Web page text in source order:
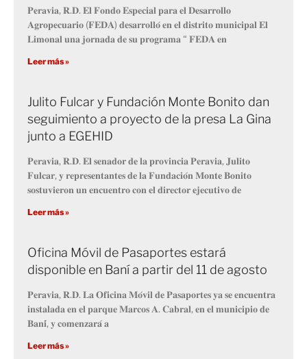
𝐏𝐞𝐫𝐚𝐯𝐢𝐚, 𝐑.𝐃. 𝐄𝐥 𝐅𝐨𝐧𝐝𝐨 𝐄𝐬𝐩𝐞𝐜𝐢𝐚𝐥 𝐩𝐚𝐫𝐚 𝐞𝐥 𝐃𝐞𝐬𝐚𝐫𝐫𝐨𝐥𝐥𝐨
𝐀𝐠𝐫𝐨𝐩𝐞𝐜𝐮𝐚𝐫𝐢𝐨 (𝐅𝐄𝐃𝐀) 𝐝𝐞𝐬𝐚𝐫𝐫𝐨𝐥𝐥𝐨́ 𝐞𝐧 𝐞𝐥 𝐝𝐢𝐬𝐭𝐫𝐢𝐭𝐨 𝐦𝐮𝐧𝐢𝐜𝐢𝐩𝐚𝐥 𝐄𝐥
𝐋𝐢𝐦𝐨𝐧𝐚𝐥 𝐮𝐧𝐚 𝐣𝐨𝐫𝐧𝐚𝐝𝐚 𝐝𝐞 𝐬𝐮 𝐩𝐫𝐨𝐠𝐫𝐚𝐦𝐚 “ 𝐅𝐄𝐃𝐀 𝐞𝐧
Leer más »
Julito Fulcar y Fundación Monte Bonito dan
seguimiento a proyecto de la presa La Gina
junto a EGEHID
𝐏𝐞𝐫𝐚𝐯𝐢𝐚, 𝐑.𝐃. 𝐄𝐥 𝐬𝐞𝐧𝐚𝐝𝐨𝐫 𝐝𝐞 𝐥𝐚 𝐩𝐫𝐨𝐯𝐢𝐧𝐜𝐢𝐚 𝐏𝐞𝐫𝐚𝐯𝐢𝐚, 𝐉𝐮𝐥𝐢𝐭𝐨
𝐅𝐮𝐥𝐜𝐚𝐫, 𝐲 𝐫𝐞𝐩𝐫𝐞𝐬𝐞𝐧𝐭𝐚𝐧𝐭𝐞𝐬 𝐝𝐞 𝐥𝐚 𝐅𝐮𝐧𝐝𝐚𝐜𝐢𝐨́𝐧 𝐌𝐨𝐧𝐭𝐞 𝐁𝐨𝐧𝐢𝐭𝐨
𝐬𝐨𝐬𝐭𝐮𝐯𝐢𝐞𝐫𝐨𝐧 𝐮𝐧 𝐞𝐧𝐜𝐮𝐞𝐧𝐭𝐫𝐨 𝐜𝐨𝐧 𝐞𝐥 𝐝𝐢𝐫𝐞𝐜𝐭𝐨𝐫 𝐞𝐣𝐞𝐜𝐮𝐭𝐢𝐯𝐨 𝐝𝐞
Leer más »
Oficina Móvil de Pasaportes estará
disponible en Baní a partir del 11 de agosto
𝐏𝐞𝐫𝐚𝐯𝐢𝐚, 𝐑.𝐃. 𝐋𝐚 𝐎𝐟𝐢𝐜𝐢𝐧𝐚 𝐌𝐨́𝐯𝐢𝐥 𝐝𝐞 𝐏𝐚𝐬𝐚𝐩𝐨𝐫𝐭𝐞𝐬 𝐲𝐚 𝐬𝐞 𝐞𝐧𝐜𝐮𝐞𝐧𝐭𝐫𝐚
𝐢𝐧𝐬𝐭𝐚𝐥𝐚𝐝𝐚 𝐞𝐧 𝐞𝐥 𝐩𝐚𝐫𝐪𝐮𝐞 𝐌𝐚𝐫𝐜𝐨𝐬 𝐀. 𝐂𝐚𝐛𝐫𝐚𝐥, 𝐞𝐧 𝐞𝐥 𝐦𝐮𝐧𝐢𝐜𝐢𝐩𝐢𝐨 𝐝𝐞
𝐁𝐚𝐧𝐢́, 𝐲 𝐜𝐨𝐦𝐞𝐧𝐳𝐚𝐫𝐚́ 𝐚
Leer más »